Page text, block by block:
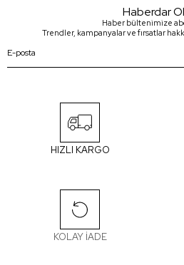
Haberdar
Haber bültenimize
Trendler, kampanyalar ve fırsatlar
HIZLI KARGO
KOLAY İADE